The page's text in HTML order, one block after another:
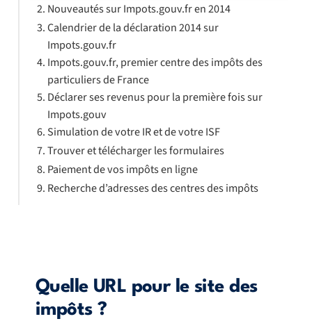
Quelle URL pour le site des
impôts ?
Nouveautés sur Impots.gouv.fr en 2014
Calendrier de la déclaration 2014 sur
Impots.gouv.fr
Impots.gouv.fr, premier centre des impôts des
particuliers de France
Déclarer ses revenus pour la première fois sur
Impots.gouv
Simulation de votre IR et de votre ISF
Trouver et télécharger les formulaires
Paiement de vos impôts en ligne
Recherche d’adresses des centres des impôts